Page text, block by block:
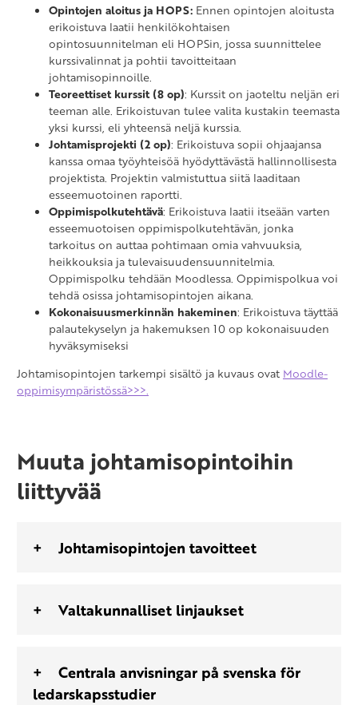
Opintojen aloitus ja HOPS: Ennen opintojen aloitusta
erikoistuva laatii henkilökohtaisen
opintosuunnitelman eli HOPSin, jossa suunnittelee
kurssivalinnat ja pohtii tavoitteitaan
johtamisopinnoille.
Teoreettiset kurssit (8 op): Kurssit on jaoteltu neljän eri
teeman alle. Erikoistuvan tulee valita kustakin teemasta
yksi kurssi, eli yhteensä neljä kurssia.
Johtamisprojekti (2 op): Erikoistuva sopii ohjaajansa
kanssa omaa työyhteisöä hyödyttävästä hallinnollisesta
projektista. Projektin valmistuttua siitä laaditaan
esseemuotoinen raportti.
Oppimispolkutehtävä: Erikoistuva laatii itseään varten
esseemuotoisen oppimispolkutehtävän, jonka
tarkoitus on auttaa pohtimaan omia vahvuuksia,
heikkouksia ja tulevaisuudensuunnitelmia.
Oppimispolku tehdään Moodlessa. Oppimispolkua voi
tehdä osissa johtamisopintojen aikana.
Kokonaisuusmerkinnän hakeminen: Erikoistuva täyttää
palautekyselyn ja hakemuksen 10 op kokonaisuuden
hyväksymiseksi
Johtamisopintojen tarkempi sisältö ja kuvaus ovat Moodle-
oppimisympäristössä>>>.
Muuta johtamisopintoihin
liittyvää
Johtamisopintojen tavoitteet
Valtakunnalliset linjaukset
Centrala anvisningar på svenska för
ledarskapsstudier